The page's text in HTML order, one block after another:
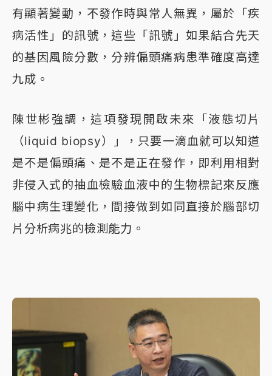
有顯著變動，不發作時與常人無異，屬於「疾
病活性」的訊號，這些「訊號」如果結合先天
的基因風險分數，分辨偏頭痛病患準確度高達
九成。
陳世彬強調，這項發現開啟未來「液態切片
（liquid biopsy）」，只要一滴血就可以知道
是不是偏頭痛、是不是正在發作，即利用相對
非侵入式的抽血檢驗血液中的生物標記來反應
腦中病生理變化，間接做到如同直接於腦部切
片分析病兆的檢測能力。